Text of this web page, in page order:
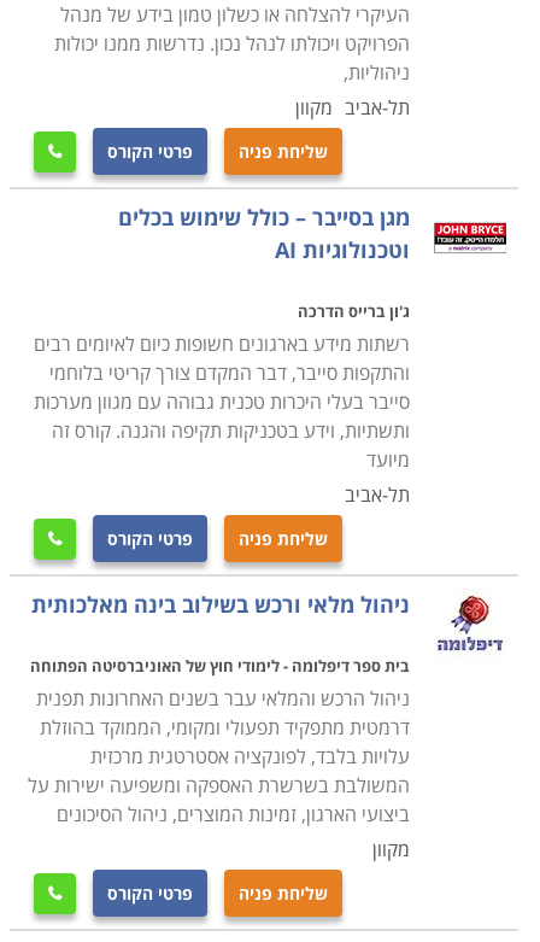
העיקרי להצלחה או כשלון טמון בידע של מנהל
הפרויקט ויכולתו לנהל נכון. נדרשות ממנו יכולות
ניהוליות,
תל-אביב מקוון
שליחת פניה פרטי הקורס 
מגן בסייבר – כולל שימוש בכלים
וטכנולוגיות AI
ג'ון ברייס הדרכה
רשתות מידע בארגונים חשופות כיום לאיומים רבים
והתקפות סייבר, דבר המקדם צורך קריטי בלוחמי
סייבר בעלי היכרות טכנית גבוהה עם מגוון מערכות
ותשתיות, וידע בטכניקות תקיפה והגנה. קורס זה
מיועד
תל-אביב
שליחת פניה פרטי הקורס 
ניהול מלאי ורכש בשילוב בינה מאלכותית
בית ספר דיפלומה - לימודי חוץ של האוניברסיטה הפתוחה
ניהול הרכש והמלאי עבר בשנים האחרונות תפנית
דרמטית מתפקיד תפעולי ומקומי, הממוקד בהוזלת
עלויות בלבד, לפונקציה אסטרטגית מרכזית
המשולבת בשרשרת האספקה ומשפיעה ישירות על
ביצועי הארגון, זמינות המוצרים, ניהול הסיכונים
מקוון
שליחת פניה פרטי הקורס 